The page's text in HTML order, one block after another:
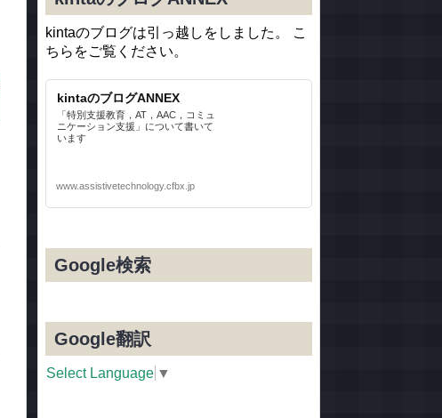
kintaのブログは引っ越しをしました。 こ
ちらをご覧ください。
kintaのブログANNEX
「特別支援教育，AT，AAC，コミュ
ニケーション支援」について書いて
います
www.assistivetechnology.cfbx.jp
Google検索
Google翻訳
Select Language ▼